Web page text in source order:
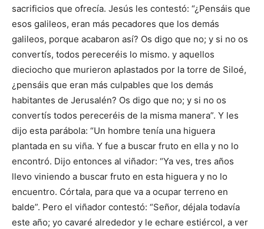
sacrificios que ofrecía. Jesús les contestó: “¿Pensáis que
esos galileos, eran más pecadores que los demás
galileos, porque acabaron así? Os digo que no; y si no os
convertís, todos pereceréis lo mismo. y aquellos
dieciocho que murieron aplastados por la torre de Siloé,
¿pensáis que eran más culpables que los demás
habitantes de Jerusalén? Os digo que no; y si no os
convertís todos pereceréis de la misma manera”. Y les
dijo esta parábola: “Un hombre tenía una higuera
plantada en su viña. Y fue a buscar fruto en ella y no lo
encontró. Dijo entonces al viñador: “Ya ves, tres años
llevo viniendo a buscar fruto en esta higuera y no lo
encuentro. Córtala, para que va a ocupar terreno en
balde”. Pero el viñador contestó: “Señor, déjala todavía
este año; yo cavaré alrededor y le echare estiércol, a ver